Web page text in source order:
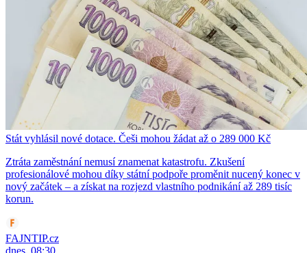
Stát vyhlásil nové dotace. Češi mohou žádat až o 289 000 Kč
Ztráta zaměstnání nemusí znamenat katastrofu. Zkušení
profesionálové mohou díky státní podpoře proměnit nucený konec v
nový začátek – a získat na rozjezd vlastního podnikání až 289 tisíc
korun.
FAJNTIP.cz
dnes, 08:30